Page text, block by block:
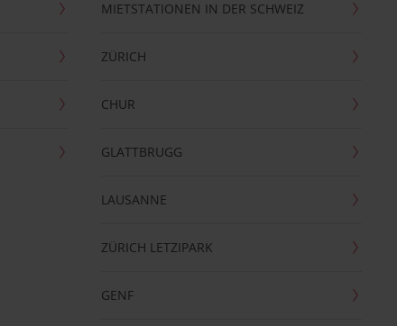
MIETSTATIONEN IN DER SCHWEIZ
ZÜRICH
CHUR
GLATTBRUGG
LAUSANNE
ZÜRICH LETZIPARK
GENF